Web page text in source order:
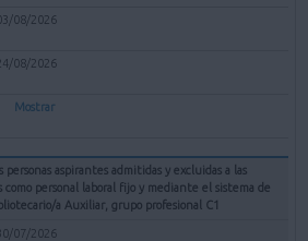
08/2026
08/2026
Mostrar
personas aspirantes admitidas y excluidas a las
como personal laboral fijo y mediante el sistema de
a Auxiliar, grupo profesional C1
07/2026